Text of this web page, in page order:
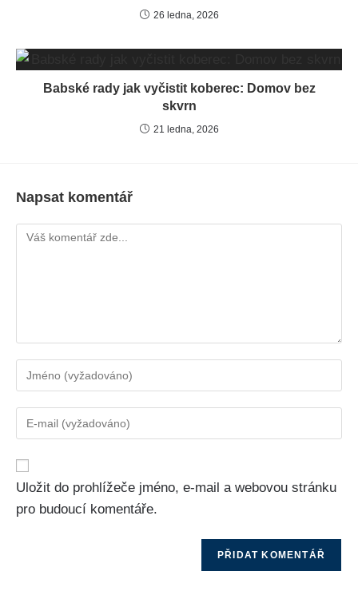
26 ledna, 2026
Babské rady jak vyčistit koberec: Domov bez
skvrn
21 ledna, 2026
Napsat komentář
Uložit do prohlížeče jméno, e-mail a webovou stránku
pro budoucí komentáře.